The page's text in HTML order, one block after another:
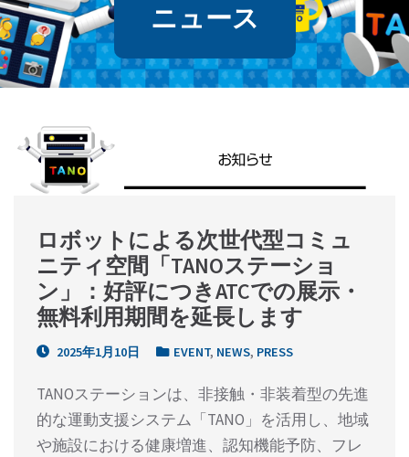
ニュース
ロボットによる次世代型コミュ
ニティ空間「TANOステーショ
ン」：好評につきATCでの展示・
無料利用期間を延長します
2025年1月10日 EVENT, NEWS, PRESS
TANOステーションは、非接触・非装着型の先進
的な運動支援システム「TANO」を活用し、地域
や施設における健康増進、認知機能予防、フレ